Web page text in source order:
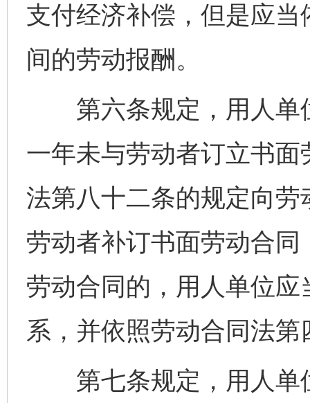
支付经济补偿，但是应
间的劳动报酬。
第六条规定，用人单
一年未与劳动者订立书
法第八十二条的规定向
劳动者补订书面劳动合
劳动合同的，用人单位
系，并依照劳动合同法
第七条规定，用人单